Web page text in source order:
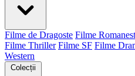
Filme de Dragoste Filme
Filme Thriller Filme SF Filme
Western
Colecții